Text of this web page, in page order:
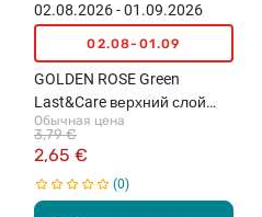
02.08.2026 - 01.09.2026
02.08-01.09
GOLDEN ROSE Green
Last&Care верхний слой
лака для ногтей, 10.2мл
Обычная цена
2,65 €
3,79 €
0